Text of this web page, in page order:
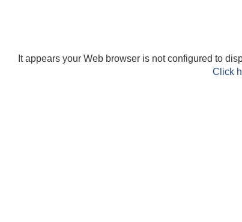
It appears your Web browser is not configured to
Click